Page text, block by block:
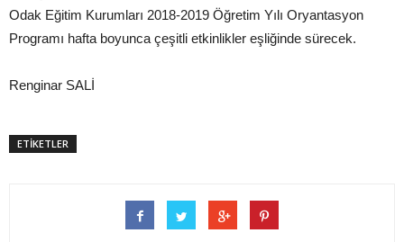
Odak Eğitim Kurumları 2018-2019 Öğretim Yılı Oryantasyon
Programı hafta boyunca çeşitli etkinlikler eşliğinde sürecek.
Renginar SALİ
ETİKETLER